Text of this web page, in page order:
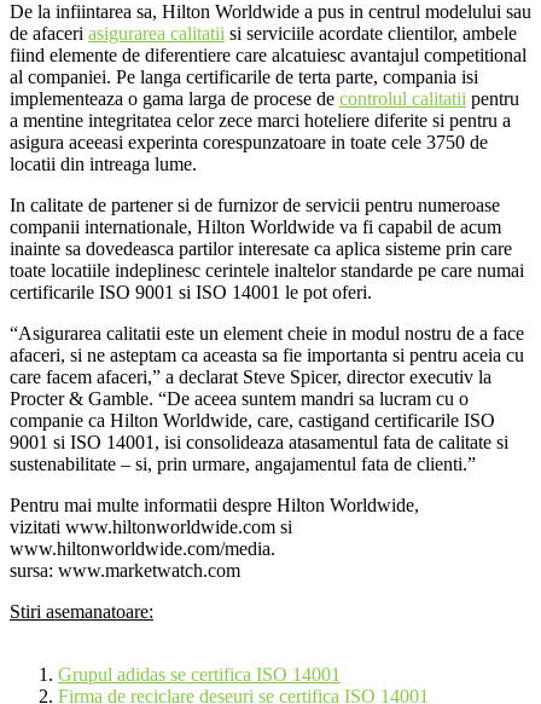
De la infiintarea sa, Hilton Worldwide a pus in centrul modelului sau
de afaceri asigurarea calitatii si serviciile acordate clientilor, ambele
fiind elemente de diferentiere care alcatuiesc avantajul competitional
al companiei. Pe langa certificarile de terta parte, compania isi
implementeaza o gama larga de procese de controlul calitatii pentru
a mentine integritatea celor zece marci hoteliere diferite si pentru a
asigura aceeasi experinta corespunzatoare in toate cele 3750 de
locatii din intreaga lume.
In calitate de partener si de furnizor de servicii pentru numeroase
companii internationale, Hilton Worldwide va fi capabil de acum
inainte sa dovedeasca partilor interesate ca aplica sisteme prin care
toate locatiile indeplinesc cerintele inaltelor standarde pe care numai
certificarile ISO 9001 si ISO 14001 le pot oferi.
“Asigurarea calitatii este un element cheie in modul nostru de a face
afaceri, si ne asteptam ca aceasta sa fie importanta si pentru aceia cu
care facem afaceri,” a declarat Steve Spicer, director executiv la
Procter & Gamble. “De aceea suntem mandri sa lucram cu o
companie ca Hilton Worldwide, care, castigand certificarile ISO
9001 si ISO 14001, isi consolideaza atasamentul fata de calitate si
sustenabilitate – si, prin urmare, angajamentul fata de clienti.”
Pentru mai multe informatii despre Hilton Worldwide,
vizitati www.hiltonworldwide.com si
www.hiltonworldwide.com/media.
sursa: www.marketwatch.com
Stiri asemanatoare:
Grupul adidas se certifica ISO 14001
Firma de reciclare deseuri se certifica ISO 14001